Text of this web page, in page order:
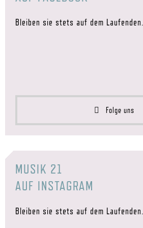
Bleiben sie stets auf dem Laufenden.
Folge uns
MUSIK 21
AUF INSTAGRAM
Bleiben sie stets auf dem Laufenden.